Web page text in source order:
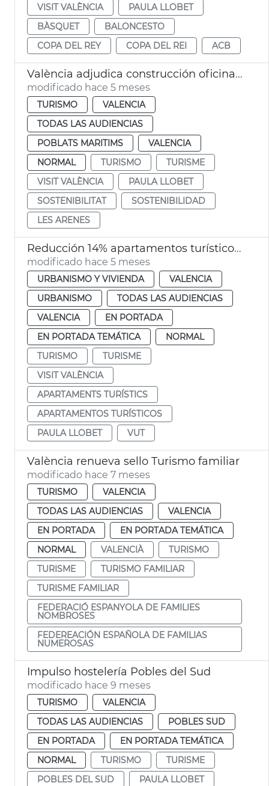
VISIT VALÈNCIA
PAULA LLOBET
BÀSQUET
BALONCESTO
COPA DEL REY
COPA DEL REI ACB
València adjudica construcción oficina turismo modular playa las Arenas
modificado hace 5 meses
TURISMO
VALENCIA
TODAS LAS AUDIENCIAS
POBLATS MARITIMS
VALENCIA
NORMAL
TURISMO
TURISME
VISIT VALÈNCIA
PAULA LLOBET
SOSTENIBILITAT
SOSTENIBILIDAD
LES ARENES
Reducción 14% apartamentos turísticos València ciudad
modificado hace 5 meses
URBANISMO Y VIVIENDA
VALENCIA
URBANISMO
TODAS LAS AUDIENCIAS
VALENCIA
EN PORTADA
EN PORTADA TEMÁTICA
NORMAL
TURISMO
TURISME
VISIT VALÈNCIA
APARTAMENTS TURÍSTICS
APARTAMENTOS TURÍSTICOS
PAULA LLOBET
VUT
València renueva sello Turismo familiar
modificado hace 7 meses
TURISMO
VALENCIA
TODAS LAS AUDIENCIAS
VALENCIA
EN PORTADA
EN PORTADA TEMÁTICA
NORMAL
VALENCIÀ
TURISMO
TURISME
TURISMO FAMILIAR
TURISME FAMILIAR
FEDERACIÓ ESPANYOLA DE FAMILIES
NOMBROSES
FEDEREACIÓN ESPAÑOLA DE FAMILIAS
NUMEROSAS
Impulso hostelería Pobles del Sud
modificado hace 9 meses
TURISMO
VALENCIA
TODAS LAS AUDIENCIAS
POBLES SUD
EN PORTADA
EN PORTADA TEMÁTICA
NORMAL
TURISMO
TURISME
POBLES DEL SUD
PAULA LLOBET